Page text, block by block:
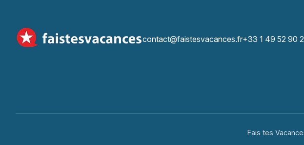
contact@faistesvacances.fr+33 1 49 52 90
Fais tes